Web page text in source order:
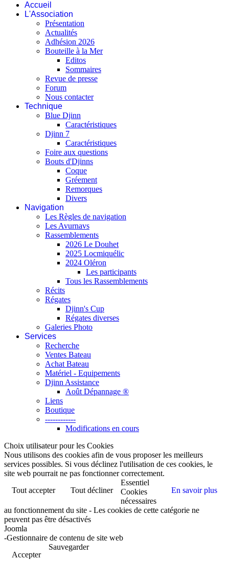
Accueil
L'Association
Présentation
Actualités
Adhésion 2026
Bouteille à la Mer
Editos
Sommaires
Revue de presse
Forum
Nous contacter
Technique
Blue Djinn
Caractéristiques
Djinn 7
Caractéristiques
Foire aux questions
Bouts d'Djinns
Coque
Gréement
Remorques
Divers
Navigation
Les Règles de navigation
Les Avurnavs
Rassemblements
2026 Le Douhet
2025 Locmiquélic
2024 Oléron
Les participants
Tous les Rassemblements
Récits
Régates
Djinn's Cup
Régates diverses
Galeries Photo
Services
Recherche
Ventes Bateau
Achat Bateau
Matériel - Equipements
Djinn Assistance
Août Dépannage ®
Liens
Boutique
------------
Modifications en cours
Choix utilisateur pour les Cookies
Nous utilisons des cookies afin de vous proposer les meilleurs
services possibles. Si vous déclinez l'utilisation de ces cookies, le
site web pourrait ne pas fonctionner correctement.
Tout accepter
Tout décliner En savoir plus
Essentiel
Cookies
nécessaires
au fonctionnement du site - Les cookies de cette catégorie ne
peuvent pas être désactivés
Joomla
-Gestionnaire de contenu de site web
Accepter
Sauvegarder